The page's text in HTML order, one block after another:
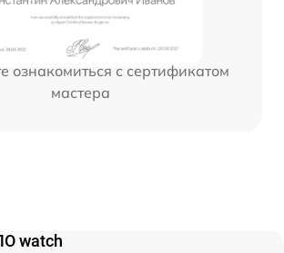
ознакомиться с сертификатом
мастера
watch